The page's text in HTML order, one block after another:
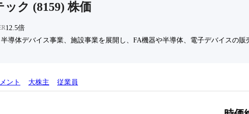
ック (8159) 株価
12.5倍
導体デバイス事業、施設事業を展開し、FA機器や半導体、電子デバイスの販
ント 大株主 従業員